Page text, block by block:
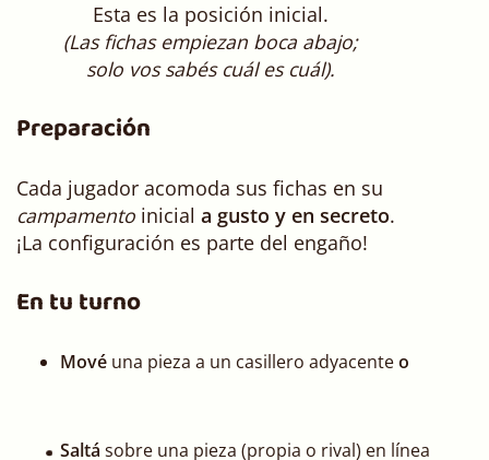
Esta es la posición inicial.
(Las fichas empiezan boca abajo;
solo vos sabés cuál es cuál).
Preparación
Cada jugador acomoda sus fichas en su
campamento inicial a gusto y en secreto.
¡La configuración es parte del engaño!
En tu turno
Mové una pieza a un casillero adyacenteo
Saltá sobre una pieza (propia o rival) en línea